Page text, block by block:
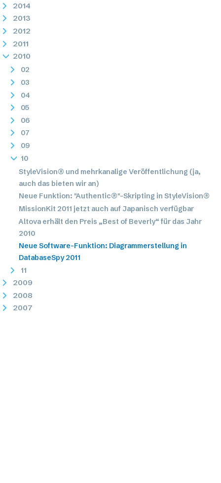
2014
2013
2012
2011
2010
02
03
04
05
06
07
09
10
StyleVision® und mehrkanalige Veröffentlichung (ja,
auch das bieten wir an)
Neue Funktion: "Authentic®"-Skripting in StyleVision®
MissionKit 2011 jetzt auch auf Japanisch verfügbar
Altova erhält den Preis „Best of Beverly“ für das Jahr
2010
Neue Software-Funktion: Diagrammerstellung in
DatabaseSpy 2011
11
2009
2008
2007